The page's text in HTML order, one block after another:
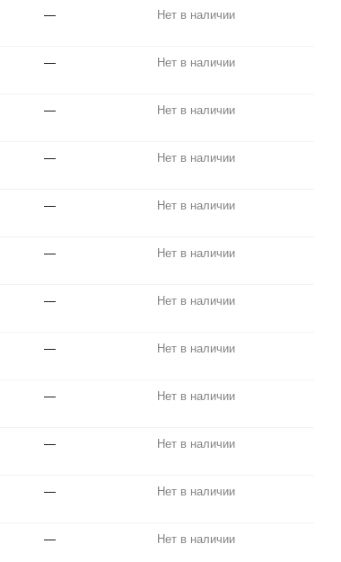
— Нет в наличии
— Нет в наличии
— Нет в наличии
— Нет в наличии
— Нет в наличии
— Нет в наличии
— Нет в наличии
— Нет в наличии
— Нет в наличии
— Нет в наличии
— Нет в наличии
— Нет в наличии